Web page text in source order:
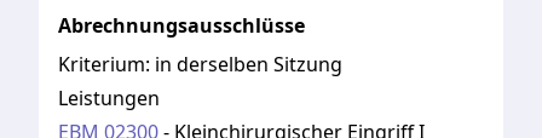
Abrechnungsausschlüsse
Kriterium: in derselben Sitzung
Leistungen
EBM 02300- Kleinchirurgischer Eingriff I